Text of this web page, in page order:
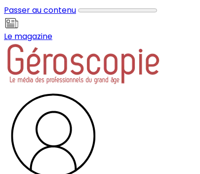
Passer au contenu
Le magazine
Panneau de gestion des cookies